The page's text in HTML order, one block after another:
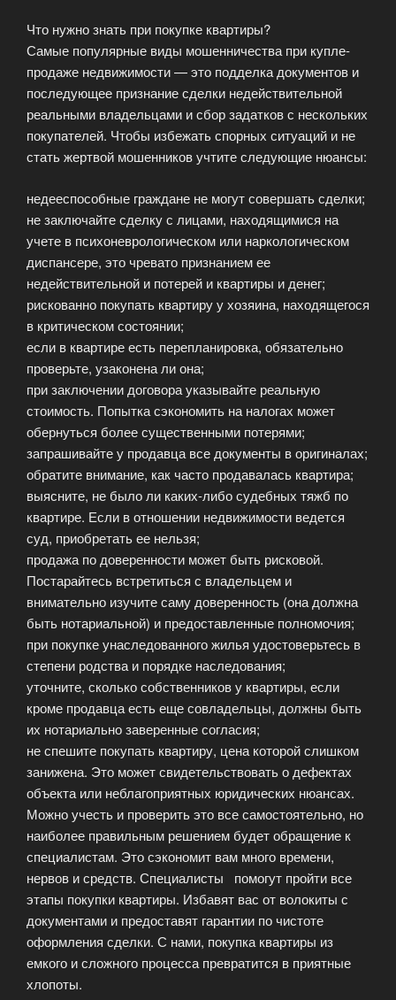
Что нужно знать при покупке квартиры?
Самые популярные виды мошенничества при купле-
продаже недвижимости — это подделка документов и
последующее признание сделки недействительной
реальными владельцами и сбор задатков с нескольких
покупателей. Чтобы избежать спорных ситуаций и не
стать жертвой мошенников учтите следующие нюансы:
недееспособные граждане не могут совершать сделки;
не заключайте сделку с лицами, находящимися на
учете в психоневрологическом или наркологическом
диспансере, это чревато признанием ее
недействительной и потерей и квартиры и денег;
рискованно покупать квартиру у хозяина, находящегося
в критическом состоянии;
если в квартире есть перепланировка, обязательно
проверьте, узаконена ли она;
при заключении договора указывайте реальную
стоимость. Попытка сэкономить на налогах может
обернуться более существенными потерями;
запрашивайте у продавца все документы в оригиналах;
обратите внимание, как часто продавалась квартира;
выясните, не было ли каких-либо судебных тяжб по
квартире. Если в отношении недвижимости ведется
суд, приобретать ее нельзя;
продажа по доверенности может быть рисковой.
Постарайтесь встретиться с владельцем и
внимательно изучите саму доверенность (она должна
быть нотариальной) и предоставленные полномочия;
при покупке унаследованного жилья удостоверьтесь в
степени родства и порядке наследования;
уточните, сколько собственников у квартиры, если
кроме продавца есть еще совладельцы, должны быть
их нотариально заверенные согласия;
не спешите покупать квартиру, цена которой слишком
занижена. Это может свидетельствовать о дефектах
объекта или неблагоприятных юридических нюансах.
Можно учесть и проверить это все самостоятельно, но
наиболее правильным решением будет обращение к
специалистам. Это сэкономит вам много времени,
нервов и средств. Специалисты помогут пройти все
этапы покупки квартиры. Избавят вас от волокиты с
документами и предоставят гарантии по чистоте
оформления сделки. С нами, покупка квартиры из
емкого и сложного процесса превратится в приятные
хлопоты.